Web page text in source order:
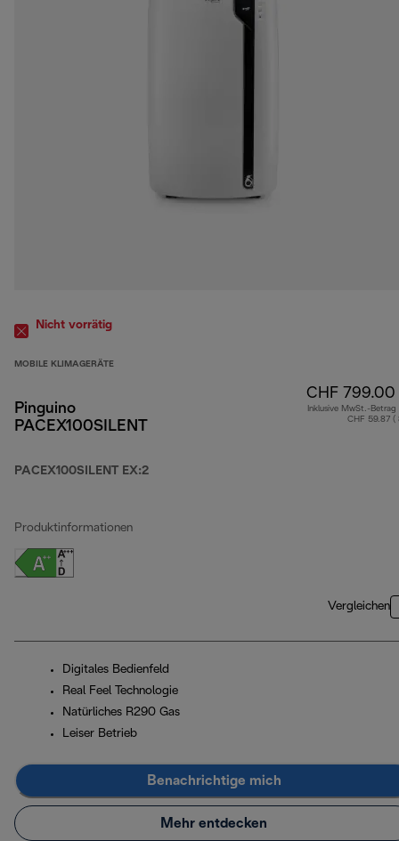
Nicht vorrätig
MOBILE KLIMAGERÄTE
Pinguino
PACEX100SILENT
PACEX100SILENT EX:2
CHF 799.00
Inklusive MwSt.-Betrag
CHF 59.87 (
Produktinformationen
Vergleichen
Digitales Bedienfeld
Real Feel Technologie
Natürliches R290 Gas
Leiser Betrieb
Benachrichtige mich
Mehr entdecken